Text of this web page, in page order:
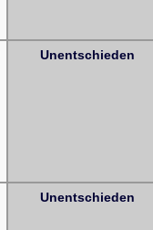
Unentschieden
Unentschieden